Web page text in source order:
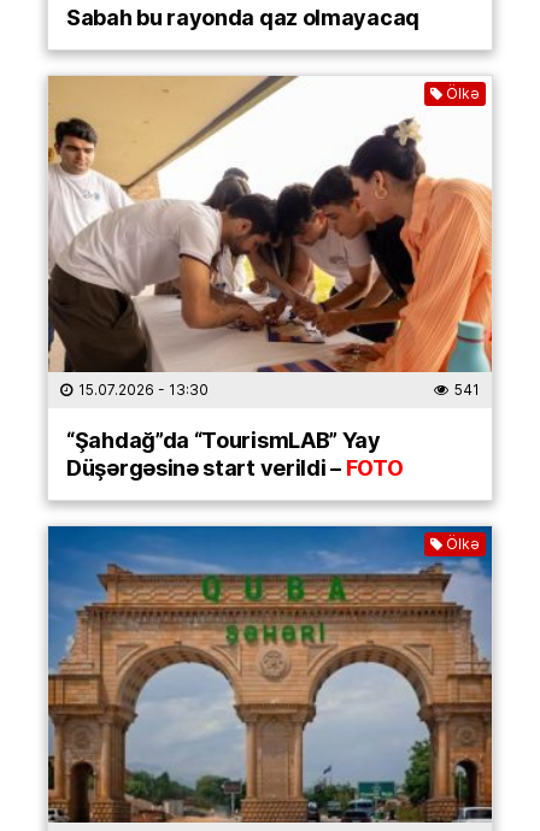
Sabah bu rayonda qaz olmayacaq
Ölkə
15.07.2026 - 13:30 541
“Şahdağ”da “TourismLAB” Yay
Düşərgəsinə start verildi –FOTO
Ölkə